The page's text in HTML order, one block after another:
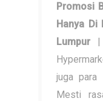
Promosi
Hanya Di
Lumpur |
juga para
Mesti